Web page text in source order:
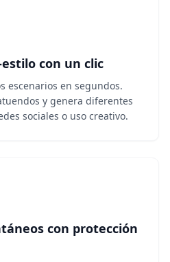
con un clic
escenarios en segundos.
y genera diferentes
sociales o uso creativo.
con protección